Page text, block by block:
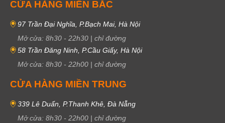
CỬA HÀNG MIỀN BẮC
97 Trần Đại Nghĩa, P.Bạch Mai, Hà Nội
Mở cửa: 8h30 - 22h30 | chỉ đường
58 Trần Đăng Ninh, P.Cầu Giấy, Hà Nội
Mở cửa: 8h30 - 22h00 | chỉ đường
CỬA HÀNG MIỀN TRUNG
339 Lê Duẩn, P.Thanh Khê, Đà Nẵng
Mở cửa: 8h30 - 22h00 | chỉ đường